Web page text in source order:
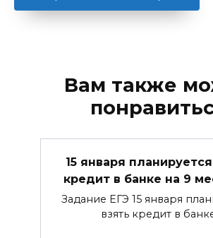
Вам также
15 января
кредит в банке на 9
Задание ЕГЭ 15 января
взять кредит в